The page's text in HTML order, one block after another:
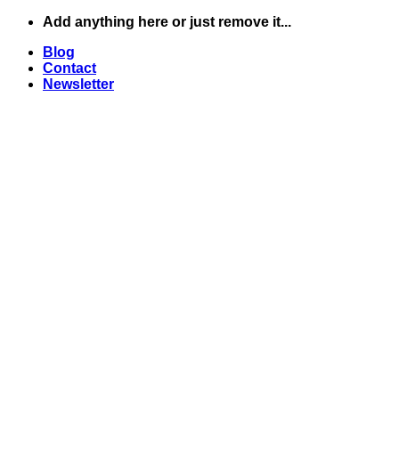
Skip
content
Add anything here or just remove it...
Blog
Contact
Newsletter